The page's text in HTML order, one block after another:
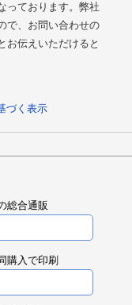
っております。弊社
で、お問い合わせの
お伝えいただけると
づく表示
総合通販
購入で印刷